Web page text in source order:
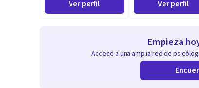
Ver perfil Ver perfil
Empieza
Accede a una amplia red de